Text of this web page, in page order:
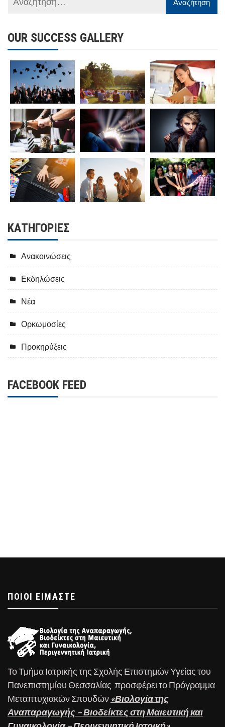
OUR SUCCESS GALLERY
KΑΤΗΓΟΡΊΕΣ
Ανακοινώσεις
Εκδηλώσεις
Νέα
Ορκωμοσίες
Προκηρύξεις
FACEBOOK FEED
ΠΟΙΟΊ ΕΊΜΑΣΤΕ
Το Τμήμα Ιατρικής της Σχολής Επιστημών Υγείας του
Πανεπιστημίου Θεσσαλίας προσφέρει το Πρόγραμμα
Μεταπτυχιακών Σπουδών «Βιολογία της
Αναπαραγωγής – Βιοδείκτες στη Μαιευτική και